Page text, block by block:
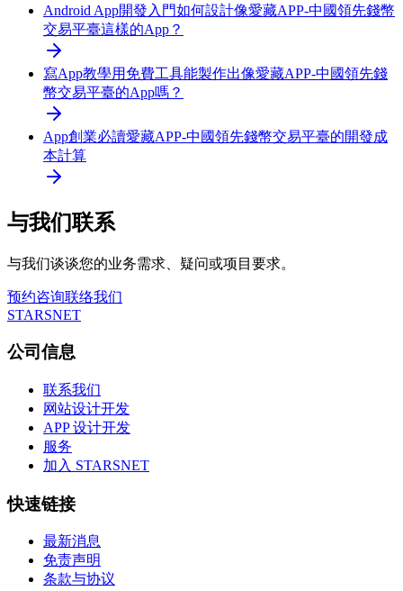
Android App開發入門如何設計像愛藏APP-中國領先錢幣
交易平臺這樣的App？
寫App教學用免費工具能製作出像愛藏APP-中國領先錢
幣交易平臺的App嗎？
App創業必讀愛藏APP-中國領先錢幣交易平臺的開發成
本計算
与我们联系
与我们谈谈您的业务需求、疑问或项目要求。
预约咨询联络我们
STARSNET
公司信息
联系我们
网站设计开发
APP 设计开发
服务
加入 STARSNET
快速链接
最新消息
免责声明
条款与协议